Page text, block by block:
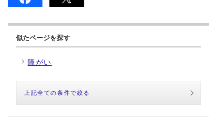
似たページを探す
障がい
上記全ての条件で絞る